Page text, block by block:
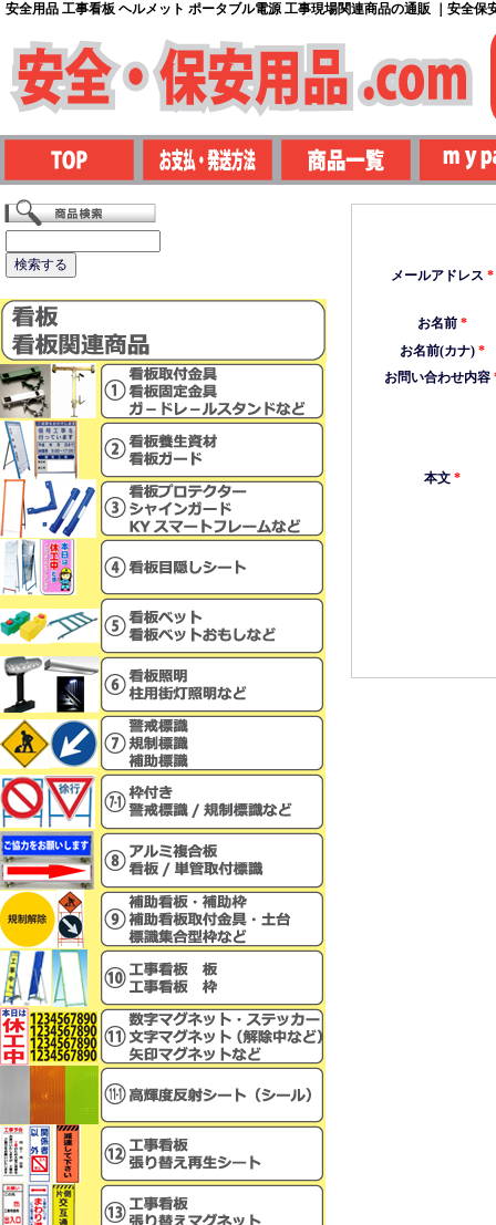
安全用品 工事看板 ヘルメット ポータブル電源 工事現場関連商品の通販 ｜安全保
メールアドレス *
お名前*
お名前(カナ)*
お問い合わせ内容
本文*